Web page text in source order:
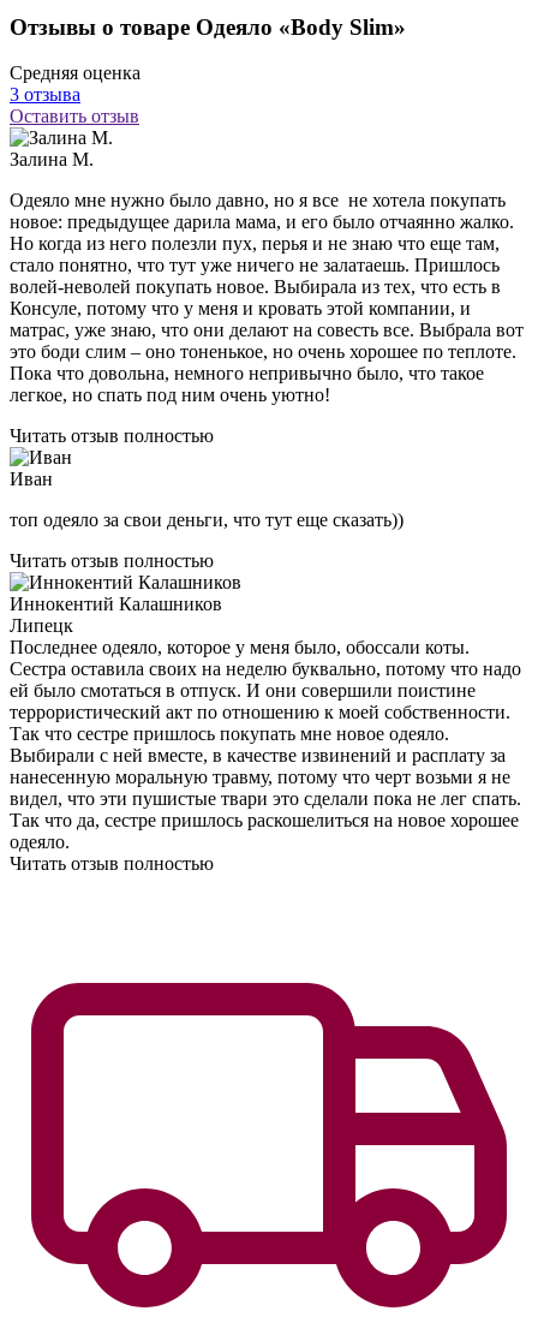
Отзывы о товаре Одеяло «Body Slim»
Средняя оценка
3 отзыва
Оставить отзыв
Залина М.
Одеяло мне нужно было давно, но я все не хотела покупать
новое: предыдущее дарила мама, и его было отчаянно жалко.
Но когда из него полезли пух, перья и не знаю что еще там,
стало понятно, что тут уже ничего не залатаешь. Пришлось
волей-неволей покупать новое. Выбирала из тех, что есть в
Консуле, потому что у меня и кровать этой компании, и
матрас, уже знаю, что они делают на совесть все. Выбрала вот
это боди слим – оно тоненькое, но очень хорошее по теплоте.
Пока что довольна, немного непривычно было, что такое
легкое, но спать под ним очень уютно!
Читать отзыв полностью
Иван
топ одеяло за свои деньги, что тут еще сказать))
Читать отзыв полностью
Иннокентий Калашников
Липецк
Последнее одеяло, которое у меня было, обоссали коты.
Сестра оставила своих на неделю буквально, потому что надо
ей было смотаться в отпуск. И они совершили поистине
террористический акт по отношению к моей собственности.
Так что сестре пришлось покупать мне новое одеяло.
Выбирали с ней вместе, в качестве извинений и расплату за
нанесенную моральную травму, потому что черт возьми я не
видел, что эти пушистые твари это сделали пока не лег спать.
Так что да, сестре пришлось раскошелиться на новое хорошее
одеяло.
Читать отзыв полностью